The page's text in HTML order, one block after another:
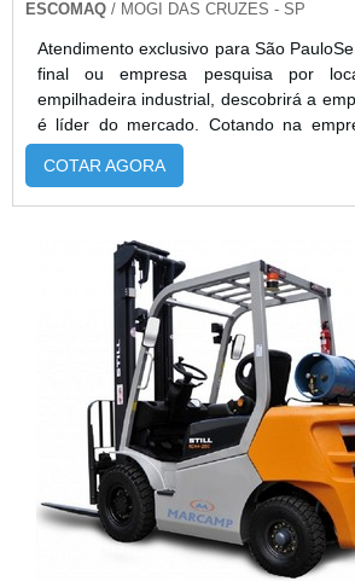
ESCOMAQ / MOGI DAS CRUZES - SP
Atendimento exclusivo para São
final ou empresa pesquisa por
empilhadeira industrial, descobrirá a
é líder do mercado. Cotando na
qualificada do mercado e achando a
referência em
locação de empilhadeira industrial
empresa inovadora, encontra na
Empresa especializada em empil...
COTAR AGORA